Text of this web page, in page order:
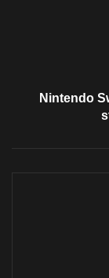
Nintendo